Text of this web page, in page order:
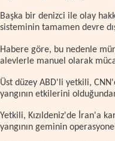
Başka bir denizci ile olay
sisteminin tamamen devre
Habere göre, bu nedenle
alevlerle manuel olarak
Üst düzey ABD'li yetkili,
yangının etkilerini
Yetkili, Kızıldeniz'de İran'a
yangının geminin